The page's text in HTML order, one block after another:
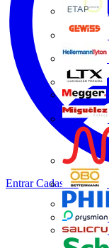
EntrarCadastrar